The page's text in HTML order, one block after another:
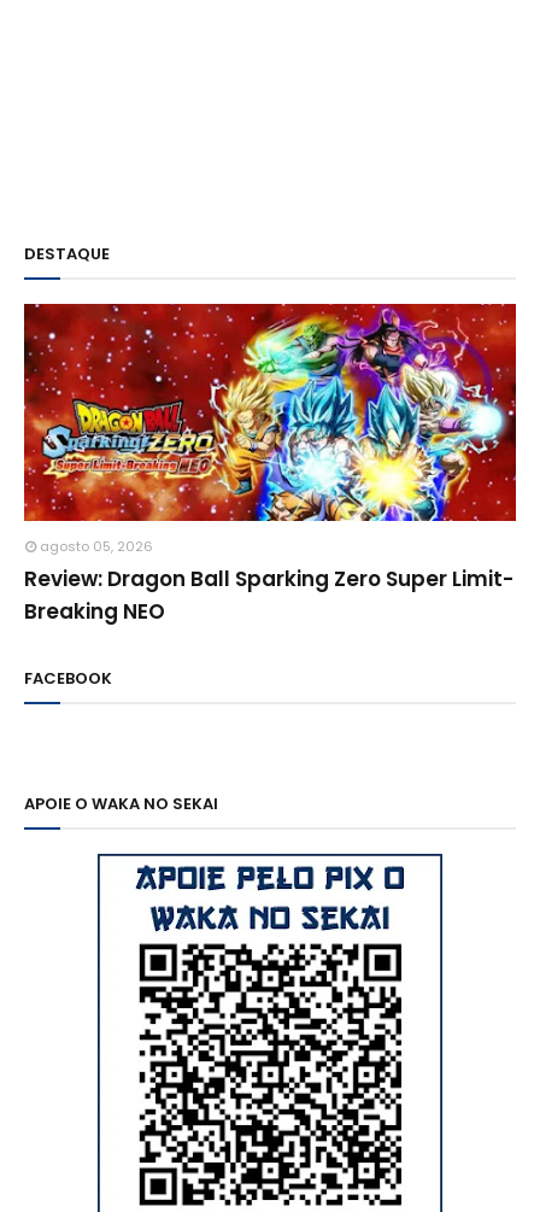
DESTAQUE
agosto 05, 2026
Review: Dragon Ball Sparking Zero Super Limit-
Breaking NEO
FACEBOOK
APOIE O WAKA NO SEKAI